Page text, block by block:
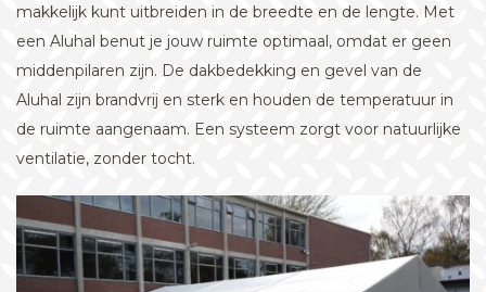
makkelijk kunt uitbreiden in de breedte en de lengte. Met
een Aluhal benut je jouw ruimte optimaal, omdat er geen
middenpilaren zijn. De dakbedekking en gevel van de
Aluhal zijn brandvrij en sterk en houden de temperatuur in
de ruimte aangenaam. Een systeem zorgt voor natuurlijke
ventilatie, zonder tocht.